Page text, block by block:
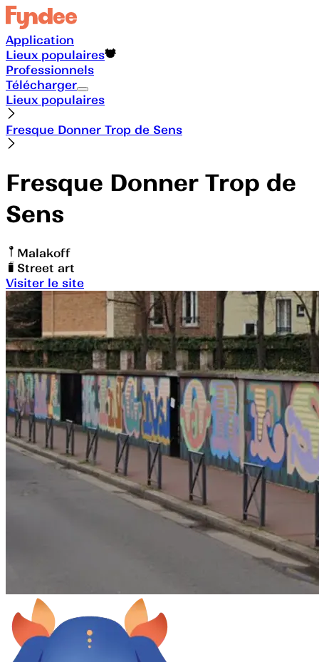
Application
Lieux populaires
Professionnels
Télécharger
Lieux populaires
Fresque Donner Trop de Sens
Fresque Donner Trop de
Sens
Malakoff
Street art
Visiter le site